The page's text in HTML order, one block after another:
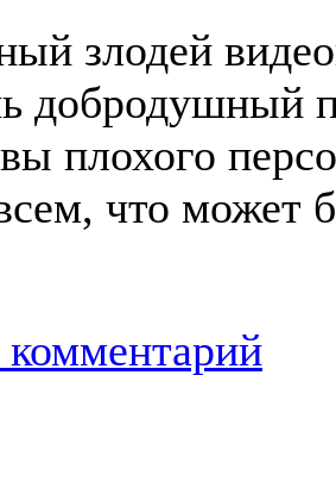
злодей
добродушный
плохого
что